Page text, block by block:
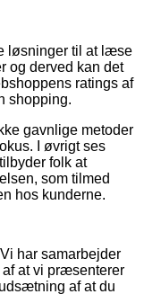
løsninger til at læse
og derved kan det
ratings af
shopping.
gavnlige metoder
I øvrigt ses
folk at
som tilmed
hos kunderne.
har samarbejder
af at vi præsenterer
af at du